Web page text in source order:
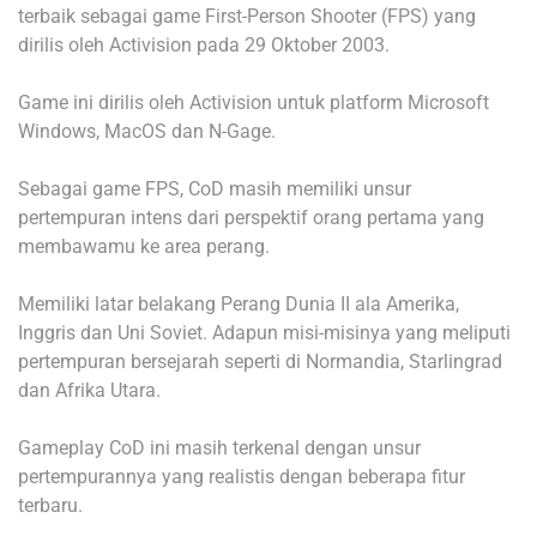
terbaik sebagai game First-Person Shooter (FPS) yang
dirilis oleh Activision pada 29 Oktober 2003.
Game ini dirilis oleh Activision untuk platform Microsoft
Windows, MacOS dan N-Gage.
Sebagai game FPS, CoD masih memiliki unsur
pertempuran intens dari perspektif orang pertama yang
membawamu ke area perang.
Memiliki latar belakang Perang Dunia II ala Amerika,
Inggris dan Uni Soviet. Adapun misi-misinya yang meliputi
pertempuran bersejarah seperti di Normandia, Starlingrad
dan Afrika Utara.
Gameplay CoD ini masih terkenal dengan unsur
pertempurannya yang realistis dengan beberapa fitur
terbaru.